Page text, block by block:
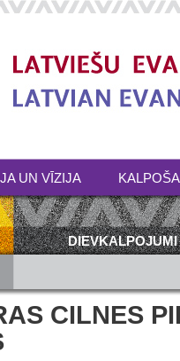
UN VĪZIJA
DIEVKALPOJUMI
CILNES